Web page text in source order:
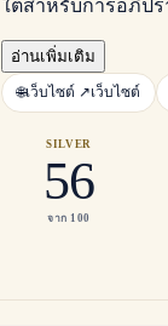
ใต้สำหรับการอภิปร
อ่านเพิ่มเติม
🌐เว็บไซต์ ↗เว็บไซต์
SILVER
56
จาก 100